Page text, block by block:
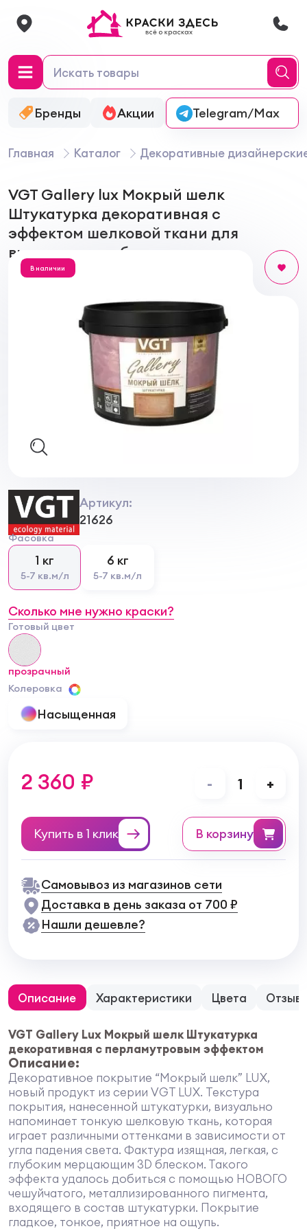
Бренды Акции Онлайн-колеровка
Telegram/Max
Главная Каталог Декоративные
VGT Gallery lux Мокрый шелк
Штукатурка декоративная с
эффектом шелковой ткани для
внутренних работ
В наличии
Артикул:
21626
Фасовка
1 кг
5-7 кв.м/л
6 кг
5-7 кв.м/л
Сколько мне нужно краски?
Готовый цвет
прозрачный
Колеровка
Насыщенная
2 360 ₽ - 1 +
Купить в 1 клик в корзину
Самовывоз из магазинов сети
Доставка в день заказа от 700 ₽
Нашли дешевле?
Описание Характеристики Цвета
VGT Gallery Lux Мокрый шелк Штукатурка
декоративная с перламутровым эффектом
Описание:
Декоративное покрытие “Мокрый шелк” LUX,
новый продукт из серии VGT LUX. Текстура
покрытия, нанесенной штукатурки, визуально
напоминает тонкую шелковую ткань, которая
играет различными оттенками в зависимости от
угла падения света. Фактура изящная, легкая, с
глубоким мерцающим 3D блеском. Такого
эффекта удалось добиться с помощью НОВОГО
чешуйчатого, металлизированного пигмента,
входящего в состав штукатурки. Покрытие
гладкое, тонкое, приятное на ощупь.